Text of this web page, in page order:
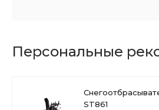
Персональные
ST861